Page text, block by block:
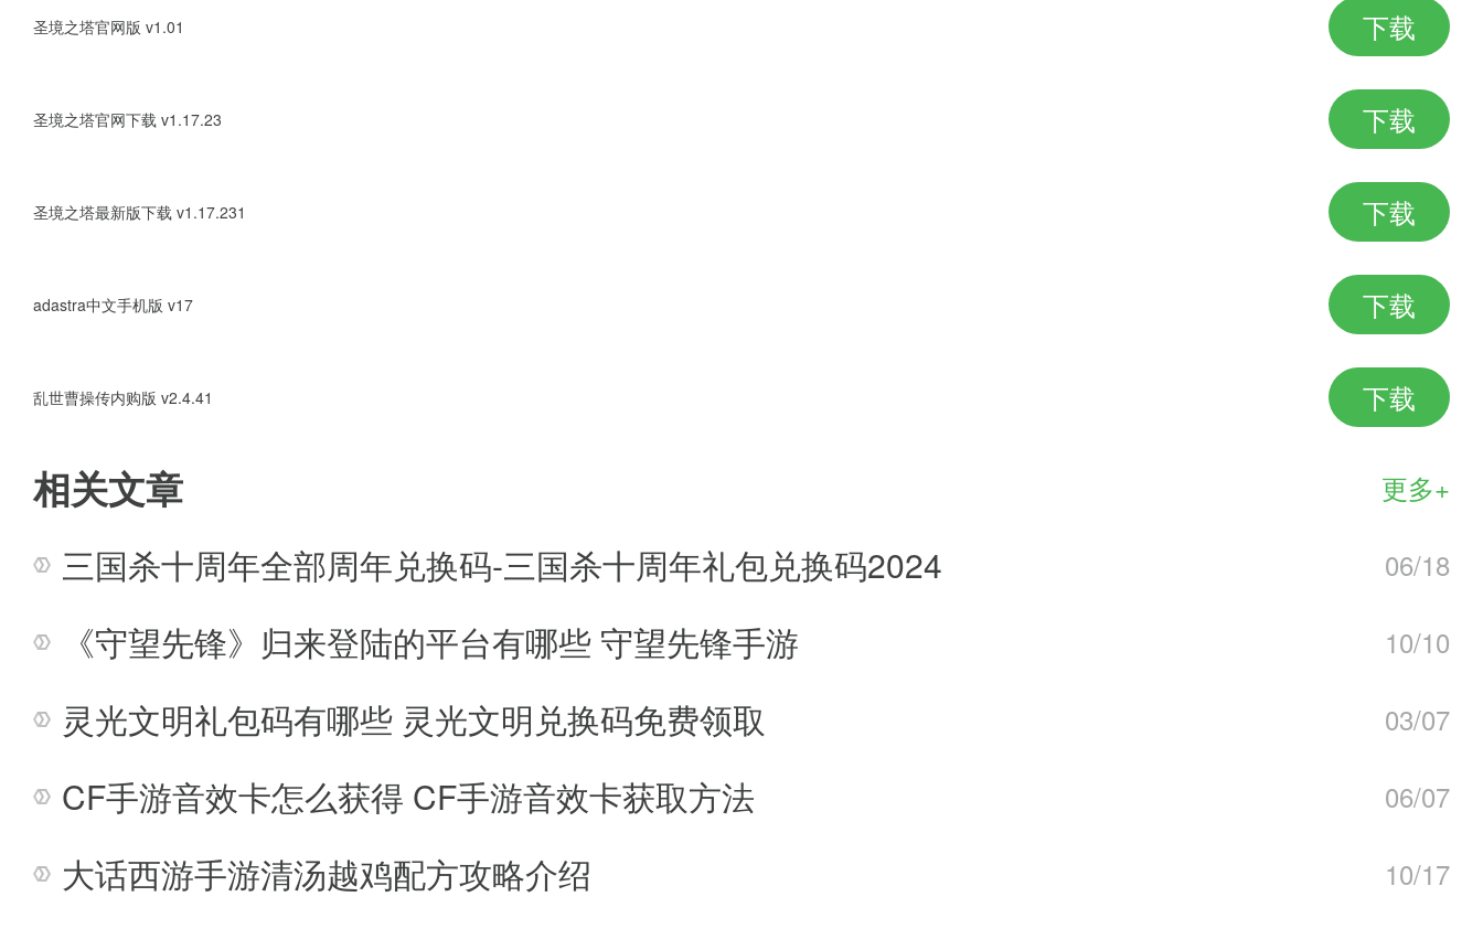
游戏优势
游戏世界广阔，充满未知的秘密等待玩家去发现，探索已经成为游戏的一大乐趣
游戏的设计理念注重玩家的休闲体验，无论是轻松的背景音乐，还是简单的操作方法，都能让玩家在忙
碌之余找到一片宁静的去处
游戏采用了温馨治愈的森林风格画风，游戏中的每一个风景都像一幅美丽的图画，给玩家带来视觉享受
游戏融入了丰富的故事情节，玩家在探索的同时还可以体验精彩的故事，增加了游戏的沉浸感
游戏魅力
游戏拥有活跃的玩家社区，玩家可以在这里交流经验、分享策略，增强游戏的乐趣
玩家可以通过培养角色、提升技能、解锁新装备来让角色变得更加强大
游戏设计考虑了玩家的时间安排，短暂的游戏也能带来完整的游戏体验
开发团队致力于游戏的持续更新，不断推出新的内容和活动，让游戏保持新鲜感
游戏评论
圣境之塔官网版 v1.01 下载
圣境之塔官网下载 v1.17.23 下载
圣境之塔最新版下载 v1.17.231 下载
adastra中文手机版 v17 下载
乱世曹操传内购版 v2.4.41 下载
相关文章 更多+
三国杀十周年全部周年兑换码-三国杀十周年礼包兑换码2024 06/18
《守望先锋》归来登陆的平台有哪些 守望先锋手游 10/10
灵光文明礼包码有哪些 灵光文明兑换码免费领取 03/07
CF手游音效卡怎么获得 CF手游音效卡获取方法 06/07
大话西游手游清汤越鸡配方攻略介绍 10/17